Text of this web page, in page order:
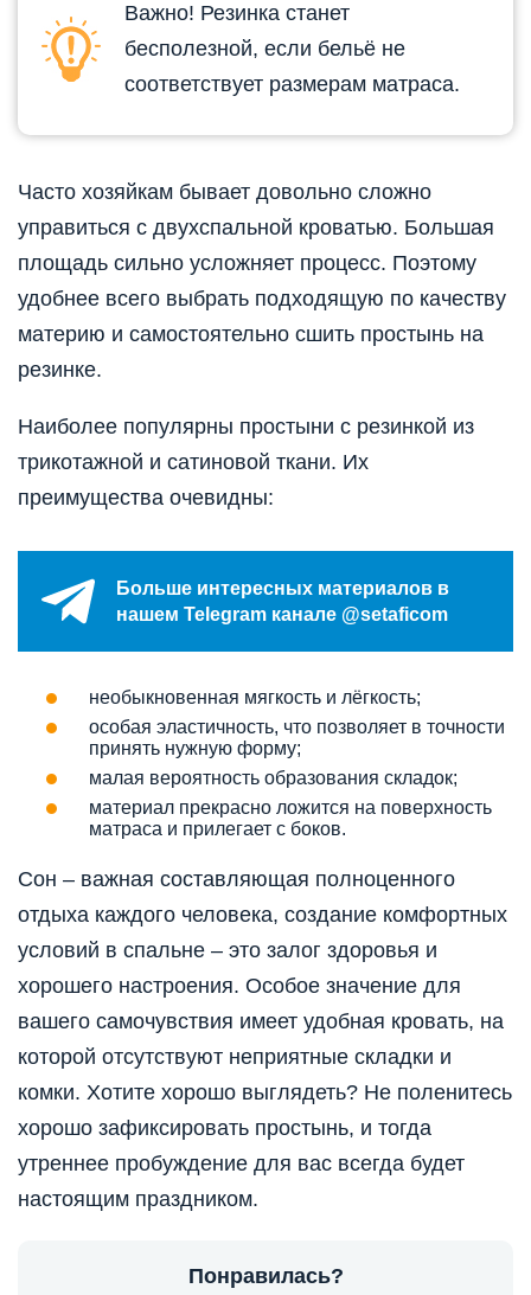
Важно! Резинка станет
бесполезной, если бельё не
соответствует размерам матраса.
Часто хозяйкам бывает довольно сложно
управиться с двухспальной кроватью. Большая
площадь сильно усложняет процесс. Поэтому
удобнее всего выбрать подходящую по качеству
материю и самостоятельно сшить простынь на
резинке.
Наиболее популярны простыни с резинкой из
трикотажной и сатиновой ткани. Их
преимущества очевидны:
Больше интересных материалов в
нашем Telegram канале @setaficom
необыкновенная мягкость и лёгкость;
особая эластичность, что позволяет в точности
принять нужную форму;
малая вероятность образования складок;
материал прекрасно ложится на поверхность
матраса и прилегает с боков.
Сон – важная составляющая полноценного
отдыха каждого человека, создание комфортных
условий в спальне – это залог здоровья и
хорошего настроения. Особое значение для
вашего самочувствия имеет удобная кровать, на
которой отсутствуют неприятные складки и
комки. Хотите хорошо выглядеть? Не поленитесь
хорошо зафиксировать простынь, и тогда
утреннее пробуждение для вас всегда будет
настоящим праздником.
Понравилась?